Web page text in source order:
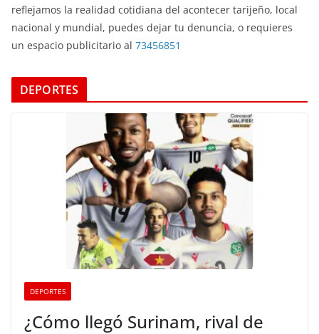
reflejamos la realidad cotidiana del acontecer tarijeño, local
nacional y mundial, puedes dejar tu denuncia, o requieres
un espacio publicitario al 73456851
DEPORTES
DEPORTES
¿Cómo llegó Surinam, rival de